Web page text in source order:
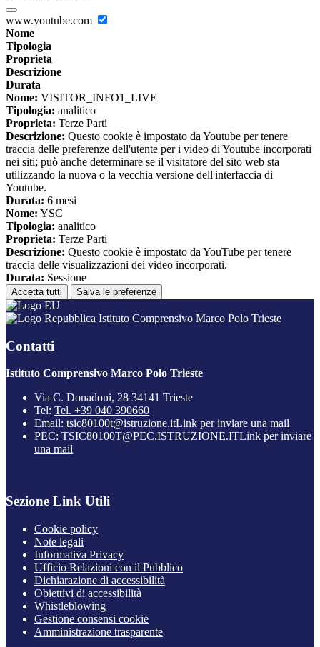
www.youtube.com
Nome
Tipologia
Proprieta
Descrizione
Durata
Nome: VISITOR_INFO1_LIVE
Tipologia: analitico
Proprieta: Terze Parti
Descrizione: Questo cookie è impostato da Youtube per tenere
traccia delle preferenze dell'utente per i video di Youtube incorporati
nei siti; può anche determinare se il visitatore del sito web sta
utilizzando la nuova o la vecchia versione dell'interfaccia di
Youtube.
Durata: 6 mesi
Nome: YSC
Tipologia: analitico
Proprieta: Terze Parti
Descrizione: Questo cookie è impostato da YouTube per tenere
traccia delle visualizzazioni dei video incorporati.
Durata: Sessione
Accetta tutti Salva le preferenze
Istituto Comprensivo Marco Polo Trieste
Contatti
Istituto Comprensivo Marco Polo Trieste
Via C. Donadoni, 28 34141 Trieste
Tel: Tel. +39 040 390660
Email: tsic80100t@istruzione.itLink per inviare una mail
PEC: TSIC80100T@PEC.ISTRUZIONE.ITLink per inviare
una mail
Sezione Link Utili
Cookie policy
Note legali
Informativa Privacy
Ufficio Relazioni con il Pubblico
Dichiarazione di accessibilità
Obiettivi di accessibilità
Whistleblowing
Gestione consensi cookie
Amministrazione trasparente